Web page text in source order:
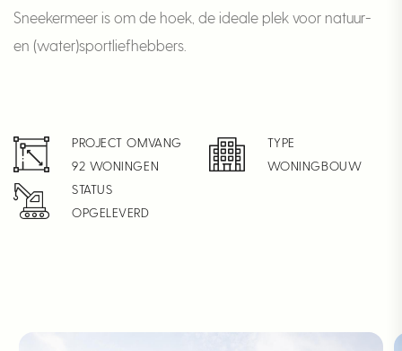
Sneekermeer is om de hoek, de ideale plek voor natuur-
en (water)sportliefhebbers.
PROJECT OMVANG
92 WONINGEN
TYPE
WONINGBOUW
STATUS
OPGELEVERD